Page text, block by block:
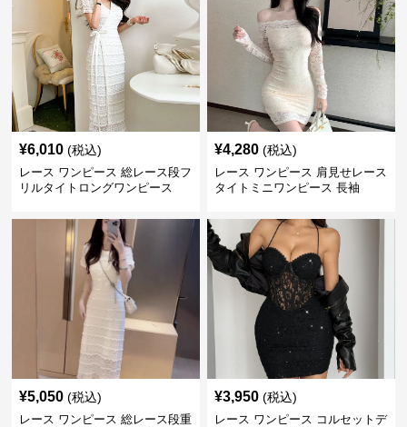
¥6,010 (税込)
レース ワンピース 総レース段フ
リルタイトロングワンピース
¥4,280 (税込)
レース ワンピース 肩見せレース
タイトミニワンピース 長袖
¥5,050 (税込)
レース ワンピース 総レース段重
¥3,950 (税込)
レース ワンピース コルセットデ